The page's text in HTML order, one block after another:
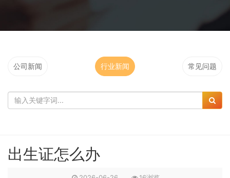
公司新闻 行业新闻 常见问题
出生证怎么办